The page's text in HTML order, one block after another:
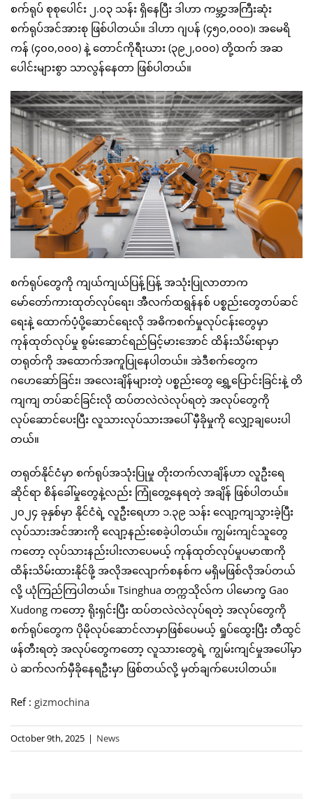
စက်ရုပ် စုစုပေါင်း ၂.၀၃ သန်း ရှိနေပြီး ဒါဟာ ကမ္ဘာ့အကြီးဆုံး
စက်ရုပ်အင်အားစု ဖြစ်ပါတယ်။ ဒါဟာ ဂျပန် (၄၅၀,၀၀၀)၊ အမေရိ
ကန် (၄၀၀,၀၀၀) နဲ့ တောင်ကိုရီးယား (၃၉၂,၀၀၀) တို့ထက် အဆ
ပေါင်းများစွာ သာလွန်နေတာ ဖြစ်ပါတယ်။
စက်ရုပ်တွေကို ကျယ်ကျယ်ပြန့်ပြန့် အသုံးပြုလာတာက
မော်တော်ကားထုတ်လုပ်ရေး၊ အီလက်ထရွန်နစ် ပစ္စည်းတွေတပ်ဆင်
ရေးနဲ့ ထောက်ပံ့ပို့ဆောင်ရေးလို အဓိကစက်မှုလုပ်ငန်းတွေမှာ
ကုန်ထုတ်လုပ်မှု စွမ်းဆောင်ရည်မြင့်မားအောင် ထိန်းသိမ်းရာမှာ
တရုတ်ကို အထောက်အကူပြုနေပါတယ်။ အဲဒီစက်တွေက
ဂဟေဆော်ခြင်း၊ အလေးချိန်များတဲ့ ပစ္စည်းတွေ ရွှေ့ပြောင်းခြင်းနဲ့ တိ
ကျကျ တပ်ဆင်ခြင်းလို ထပ်တလဲလဲလုပ်ရတဲ့ အလုပ်တွေကို
လုပ်ဆောင်ပေးပြီး လူသားလုပ်သားအပေါ် မှီခိုမှုကို လျှော့ချပေးပါ
တယ်။
တရုတ်နိုင်ငံမှာ စက်ရုပ်အသုံးပြုမှု တိုးတက်လာချိန်ဟာ လူဦးရေ
ဆိုင်ရာ စိန်ခေါ်မှုတွေနဲ့လည်း ကြုံတွေ့နေရတဲ့ အချိန် ဖြစ်ပါတယ်။
၂၀၂၄ ခုနှစ်မှာ နိုင်ငံရဲ့ လူဦးရေဟာ ၁.၃၉ သန်း လျော့ကျသွားခဲ့ပြီး
လုပ်သားအင်အားကို လျော့နည်းစေခဲ့ပါတယ်။ ကျွမ်းကျင်သူတွေ
ကတော့ လုပ်သားနည်းပါးလာပေမယ့် ကုန်ထုတ်လုပ်မှုပမာဏကို
ထိန်းသိမ်းထားနိုင်ဖို့ အလိုအလျောက်စနစ်က မရှိမဖြစ်လိုအပ်တယ်
လို့ ယုံကြည်ကြပါတယ်။ Tsinghua တက္ကသိုလ်က ပါမောက္ခ Gao
Xudong ကတော့ ရိုးရှင်းပြီး ထပ်တလဲလဲလုပ်ရတဲ့ အလုပ်တွေကို
စက်ရုပ်တွေက ပိုမိုလုပ်ဆောင်လာမှာဖြစ်ပေမယ့် ရှုပ်ထွေးပြီး တီထွင်
ဖန်တီးရတဲ့ အလုပ်တွေကတော့ လူသားတွေရဲ့ ကျွမ်းကျင်မှုအပေါ်မှာ
ပဲ ဆက်လက်မှီခိုနေရဦးမှာ ဖြစ်တယ်လို့ မှတ်ချက်ပေးပါတယ်။
Ref : gizmochina
October 9th, 2025 | News